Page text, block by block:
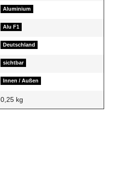
Aluminium
Alu F1
Deutschland
sichtbar
Innen / Außen
0,25 kg